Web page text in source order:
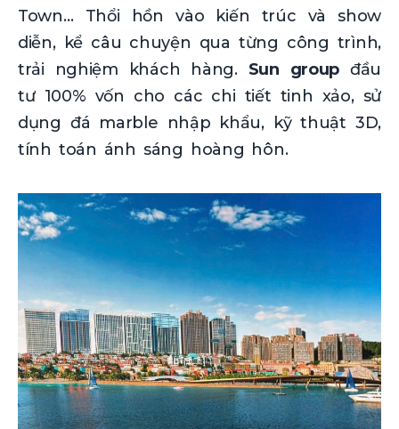
Town… Thổi hồn vào kiến trúc và show
diễn, kể câu chuyện qua từng công trình,
trải nghiệm khách hàng. Sun group đầu
tư 100% vốn cho các chi tiết tinh xảo, sử
dụng đá marble nhập khẩu, kỹ thuật 3D,
tính toán ánh sáng hoàng hôn.